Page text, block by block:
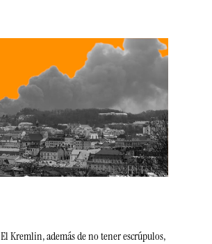
El Kremlin, además de no tener escrúpulos,